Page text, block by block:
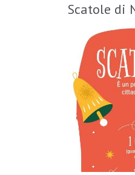
Scatole di